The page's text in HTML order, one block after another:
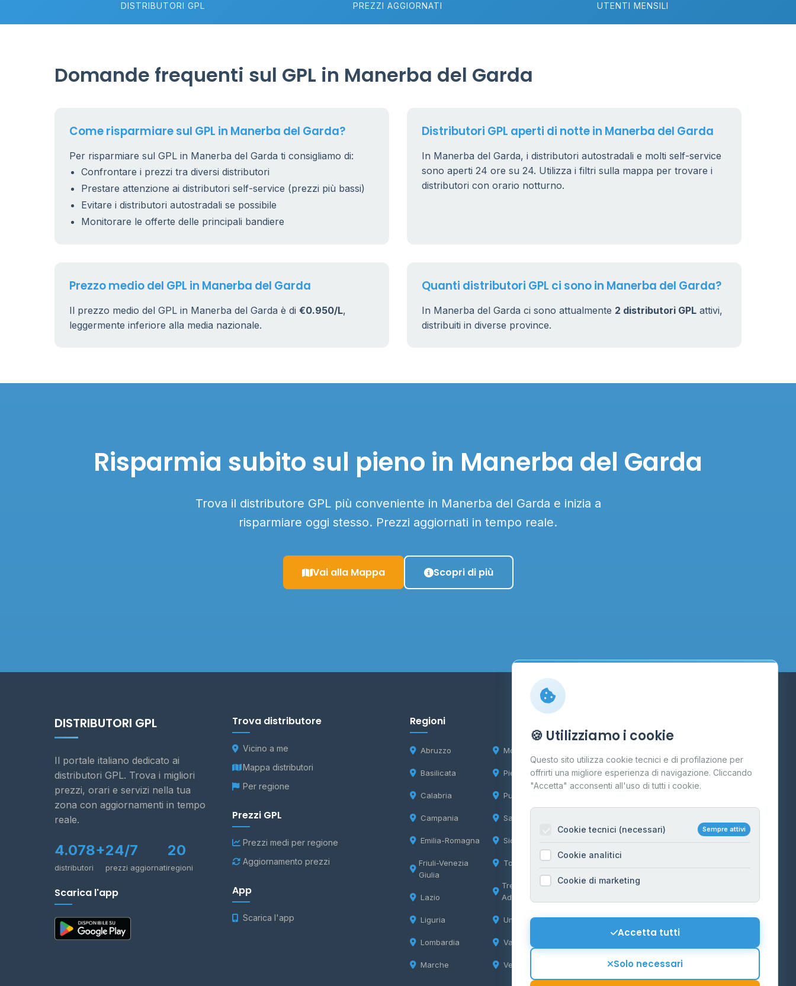
21
DISTRIBUTORI GPL PREZZI AGGIORNATI UTENTI MENSILI
Domande frequenti sul GPL in Manerba del Garda
Come risparmiare sul GPL in Manerba del Garda?
Per risparmiare sul GPL in Manerba del Garda ti consigliamo di:
Confrontare i prezzi tra diversi distributori
Prestare attenzione ai distributori self-service (prezzi più bassi)
Evitare i distributori autostradali se possibile
Monitorare le offerte delle principali bandiere
Distributori GPL aperti di notte in Manerba del Garda
In Manerba del Garda, i distributori autostradali e molti self-service
sono aperti 24 ore su 24. Utilizza i filtri sulla mappa per trovare i
distributori con orario notturno.
Prezzo medio del GPL in Manerba del Garda
Il prezzo medio del GPL in Manerba del Garda è di €0.950/L,
leggermente inferiore alla media nazionale.
Quanti distributori GPL ci sono in Manerba del Garda?
In Manerba del Garda ci sono attualmente 2 distributori GPL attivi,
distribuiti in diverse province.
Risparmia subito sul pieno in Manerba del Garda
Trova il distributore GPL più conveniente in Manerba del Garda e inizia a
risparmiare oggi stesso. Prezzi aggiornati in tempo reale.
Vai alla Mappa Scopri di più
DISTRIBUTORI GPL
Il portale italiano dedicato ai
distributori GPL. Trova i migliori
prezzi, orari e servizi nella tua
zona con aggiornamenti in tempo
reale.
4.078+
distributori
24/7
prezzi aggiornati
20
regioni
Scarica l'app
Trova distributore
Vicino a me
Mappa distributori
Per regione
Prezzi GPL
Prezzi medi per regione
Aggiornamento prezzi
App
Scarica l'app
Regioni
Abruzzo
Basilicata
Calabria
Campania
Emilia-Romagna
Friuli-Venezia
Giulia
Lazio
Liguria
Lombardia
Marche
Molise
Piemonte
Puglia
Sardegna
Sicilia
Toscana
Trentino-Alto
Adige
Umbria
Valle d'Aosta
Veneto
Contatti
Per gestori
Informazioni legali
Privacy Policy
Cookie Policy
Mappa del sito
Contattaci
🍪 Utilizziamo i cookie
Questo sito utilizza cookie tecnici e di profilazione per
offrirti una migliore esperienza di navigazione. Cliccando
"Accetta" acconsenti all'uso di tutti i cookie.
Cookie tecnici (necessari) Sempre attivi
Cookie analitici
Cookie di marketing
Accetta tutti
Solo necessari